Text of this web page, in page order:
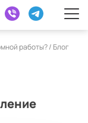
работы?/ Блог